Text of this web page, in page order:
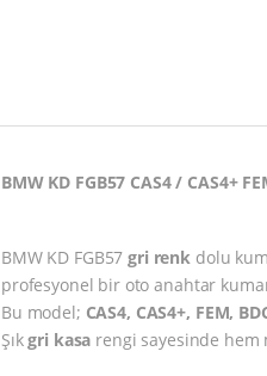
BMW KD FGB57 CAS4 / CAS4+
BMW KD FGB57gri renk dolu
profesyonel bir oto anahtar
Bu model; CAS4, CAS4+, FEM,
Şıkgri kasa rengi sayesinde hem